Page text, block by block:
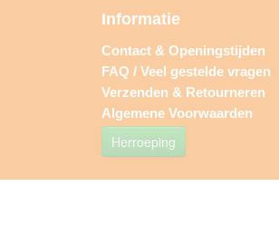
Informatie
Contact & Openingstijden
FAQ / Veel gestelde vragen
Verzenden & Retourneren
Algemene Voorwaarden
Herroeping